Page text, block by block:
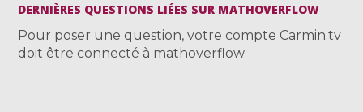
DERNIÈRES QUESTIONS LIÉES SUR MATHOVERFLOW
Pour poser une question, votre compte Carmin.tv
doit être connecté à mathoverflow